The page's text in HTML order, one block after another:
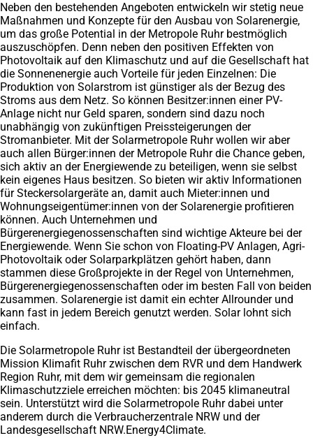
Neben den bestehenden Angeboten entwickeln wir stetig neue
Maßnahmen und Konzepte für den Ausbau von Solarenergie,
um das große Potential in der Metropole Ruhr bestmöglich
auszuschöpfen. Denn neben den positiven Effekten von
Photovoltaik auf den Klimaschutz und auf die Gesellschaft hat
die Sonnenenergie auch Vorteile für jeden Einzelnen: Die
Produktion von Solarstrom ist günstiger als der Bezug des
Stroms aus dem Netz. So können Besitzer:innen einer PV-
Anlage nicht nur Geld sparen, sondern sind dazu noch
unabhängig von zukünftigen Preissteigerungen der
Stromanbieter. Mit der Solarmetropole Ruhr wollen wir aber
auch allen Bürger:innen der Metropole Ruhr die Chance geben,
sich aktiv an der Energiewende zu beteiligen, wenn sie selbst
kein eigenes Haus besitzen. So bieten wir aktiv Informationen
für Steckersolargeräte an, damit auch Mieter:innen und
Wohnungseigentümer:innen von der Solarenergie profitieren
können. Auch Unternehmen und
Bürgerenergiegenossenschaften sind wichtige Akteure bei der
Energiewende. Wenn Sie schon von Floating-PV Anlagen, Agri-
Photovoltaik oder Solarparkplätzen gehört haben, dann
stammen diese Großprojekte in der Regel von Unternehmen,
Bürgerenergiegenossenschaften oder im besten Fall von beiden
zusammen. Solarenergie ist damit ein echter Allrounder und
kann fast in jedem Bereich genutzt werden. Solar lohnt sich
einfach.
Die Solarmetropole Ruhr ist Bestandteil der übergeordneten
Mission Klimafit Ruhr zwischen dem RVR und dem Handwerk
Region Ruhr, mit dem wir gemeinsam die regionalen
Klimaschutzziele erreichen möchten: bis 2045 klimaneutral
sein. Unterstützt wird die Solarmetropole Ruhr dabei unter
anderem durch die Verbraucherzentrale NRW und der
Landesgesellschaft NRW.Energy4Climate.